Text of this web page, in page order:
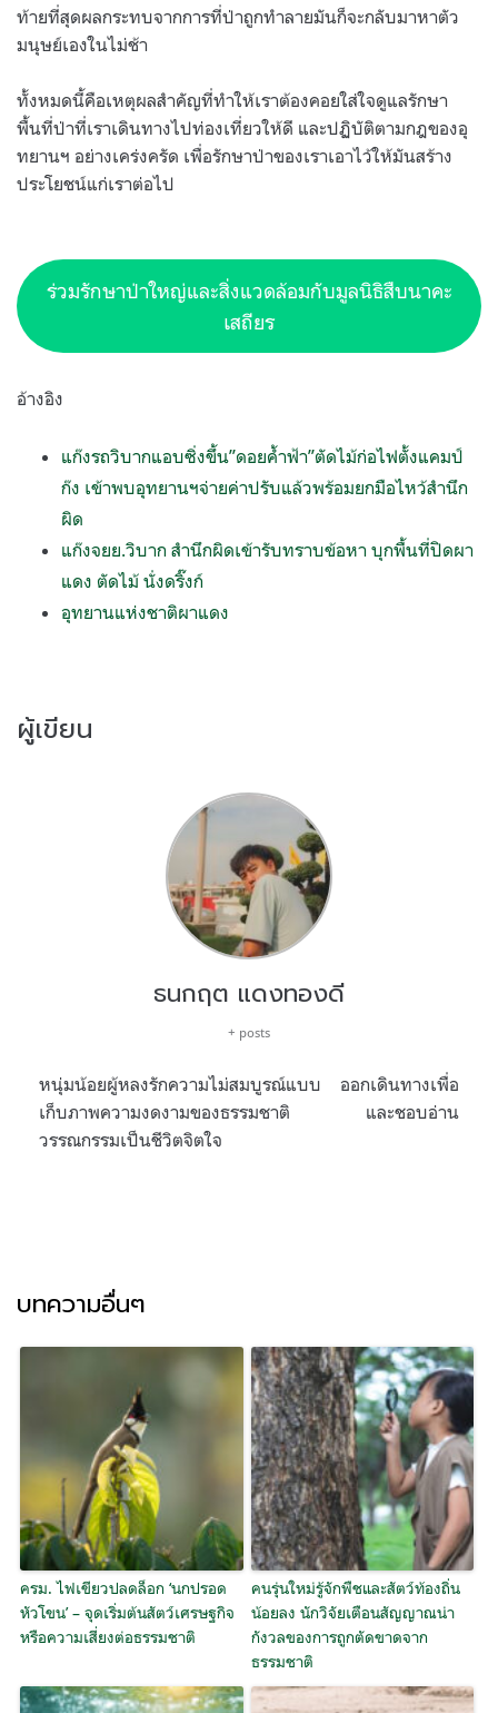
ท้ายที่สุดผลกระทบจากการที่ป่าถูกทำลายมันก็จะกลับมาหาตัว
มนุษย์เองในไม่ช้า
ทั้งหมดนี้คือเหตุผลสำคัญที่ทำให้เราต้องคอยใส่ใจดูแลรักษา
พื้นที่ป่าที่เราเดินทางไปท่องเที่ยวให้ดี และปฏิบัติตามกฎของอุ
ทยานฯ อย่างเคร่งครัด เพื่อรักษาป่าของเราเอาไว้ให้มันสร้าง
ประโยชน์แก่เราต่อไป
ร่วมรักษาป่าใหญ่และสิ่งแวดล้อมกับมูลนิธิสืบนาคะ
เสถียร
อ้างอิง
แก๊งรถวิบากแอบซิ่งขึ้น”ดอยค้ำฟ้า”ตัดไม้ก่อไฟตั้งแคมป์
ก๊ง เข้าพบอุทยานฯจ่ายค่าปรับแล้วพร้อมยกมือไหว้สำนึก
ผิด
แก๊งจยย.วิบาก สำนึกผิดเข้ารับทราบข้อหา บุกพื้นที่ปิดผา
แดง ตัดไม้ นั่งดริ๊งก์
อุทยานแห่งชาติผาแดง
ผู้เขียน
ธนกฤต แดงทองดี
+ posts
หนุ่มน้อยผู้หลงรักความไม่สมบูรณ์แบบ ออกเดินทางเพื่อ
เก็บภาพความงดงามของธรรมชาติ และชอบอ่าน
วรรณกรรมเป็นชีวิตจิตใจ
บทความอื่นๆ
ครม. ไฟเขียวปลดล็อก ‘นกปรอด
หัวโขน’ – จุดเริ่มต้นสัตว์เศรษฐกิจ
หรือความเสี่ยงต่อธรรมชาติ
คนรุ่นใหม่รู้จักพืชและสัตว์ท้องถิ่น
น้อยลง นักวิจัยเตือนสัญญาณน่า
กังวลของการถูกตัดขาดจาก
ธรรมชาติ